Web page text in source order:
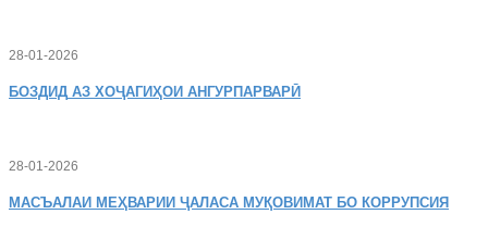
28-01-2026
БОЗДИД АЗ ХОҶАГИҲОИ АНГУРПАРВАРӢ
28-01-2026
МАСЪАЛАИ МЕҲВАРИИ ҶАЛАСА МУҚОВИМАТ БО КОРРУПСИЯ